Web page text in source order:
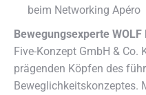
beim Networking Apéro
Bewegungsexperte WOLF
Five-Konzept GmbH & Co.
prägenden Köpfen des
Beweglichkeitskonzeptes.